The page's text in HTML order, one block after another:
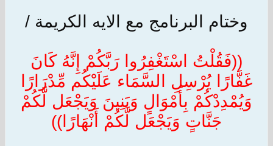
وختام البرنامج مع الايه الكريمة /
((فَقُلْتُ اسْتَغْفِرُوا رَبَّكُمْ إِنَّهُ كَانَ
غَفَّارًا يُرْسِلِ السَّمَاء عَلَيْكُم مِّدْرَارًا
وَيُمْدِدْكُمْ بِأَمْوَالٍ وَبَنِينَ وَيَجْعَل لَّكُمْ
جَنَّاتٍ وَيَجْعَل لَّكُمْ أَنْهَارًا))